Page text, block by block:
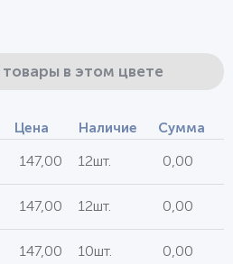
товары в этом цвете
Цена Наличие Сумма
147,00 12шт. 0,00
147,00 12шт. 0,00
147,00 10шт. 0,00